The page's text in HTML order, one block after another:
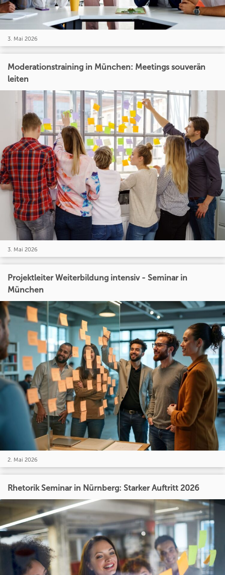
3. Mai 2026
Moderationstraining in München: Meetings souverän
leiten
3. Mai 2026
Projektleiter Weiterbildung intensiv - Seminar in
München
2. Mai 2026
Rhetorik Seminar in Nürnberg: Starker Auftritt 2026